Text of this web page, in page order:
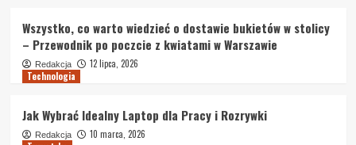
Wszystko, co warto wiedzieć o dostawie bukietów w stolicy
– Przewodnik po poczcie z kwiatami w Warszawie
Redakcja
12 lipca, 2026
Technologia
Jak Wybrać Idealny Laptop dla Pracy i Rozrywki
Redakcja
10 marca, 2026